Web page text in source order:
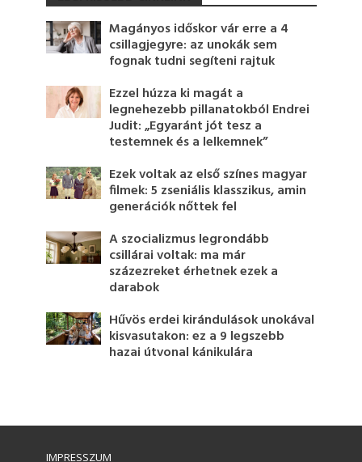
Magányos időskor vár erre a 4
csillagjegyre: az unokák sem
fognak tudni segíteni rajtuk
Ezzel húzza ki magát a
legnehezebb pillanatokból Endrei
Judit: „Egyaránt jót tesz a
testemnek és a lelkemnek”
Ezek voltak az első színes magyar
filmek: 5 zseniális klasszikus, amin
generációk nőttek fel
A szocializmus legrondább
csillárai voltak: ma már
százezreket érhetnek ezek a
darabok
Hűvös erdei kirándulások unokával
kisvasutakon: ez a 9 legszebb
hazai útvonal kánikulára
IMPRESSZUM